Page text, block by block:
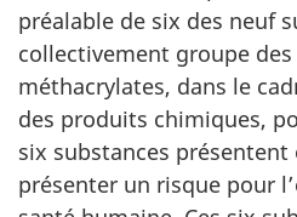
préalable de six des neuf
collectivement groupe
méthacrylates, dans le
des produits chimiques,
six substances
présenter un risque pour